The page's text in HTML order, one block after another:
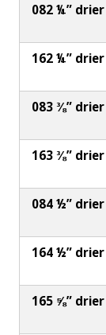
082 ¼”
162 ¼”
083 ⅜”
163 ⅜”
084 ½”
164 ½”
165 ⅝”